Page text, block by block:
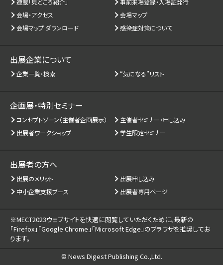
連載「見どころ紹介」
事前来場登録・入場証発行
会場・アクセス
会場マップ
会場マップ ダウンロード
感染症対策について
出展企業について
企業一覧・検索 “気になる”リスト
企画展・特別セミナー
コンセプトゾーン（主催者企画展示）
主催者セミナー・申し込み
出展者ワークショップ
学生限定セミナー
出展者の方へ
出展のメリット
出展申し込み
中小企業支援ブース
出展者専用ページ
※MECT2023ウェブサイトを快適に閲覧していただくために、最新の
「Firefox」「Google Chrome」「Microsoft Edge」のブラウザを推奨してお
ります。
© News Digest Publishing Co.,Ltd.